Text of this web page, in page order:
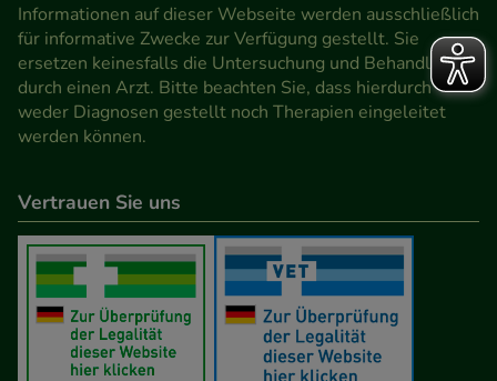
Informationen auf dieser Webseite werden ausschließlich
für informative Zwecke zur Verfügung gestellt. Sie
ersetzen keinesfalls die Untersuchung und Behandlung
durch einen Arzt. Bitte beachten Sie, dass hierdurch
weder Diagnosen gestellt noch Therapien eingeleitet
werden können.
Vertrauen Sie uns